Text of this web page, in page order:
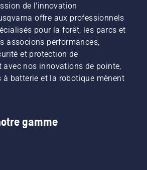
de l'innovation
offre aux professionnels
pour la forêt, les parcs et
associons performances,
et protection de
avec nos innovations de pointe,
batterie et la robotique mènent
gamme